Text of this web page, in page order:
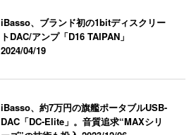
iBasso、ブランド初の1bitディスクリー
トDAC/アンプ「D16 TAIPAN」
2024/04/19
iBasso、約7万円の旗艦ポータブルUSB-
DAC「DC-Elite」。音質追求“MAXシリ